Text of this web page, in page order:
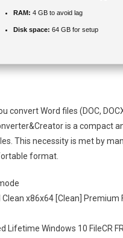
RAM: 4 GB to avoid lag
Disk space: 64 GB for setup
Word files (DOC,
is a
This necessity is met by
format.
x86x64 [Clean] Premium
Windows 10 FileCR